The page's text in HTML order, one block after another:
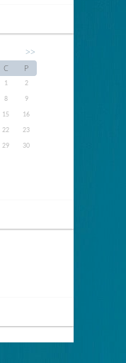
>>
C P
1
2
8
9
15
16
22
23
29
30